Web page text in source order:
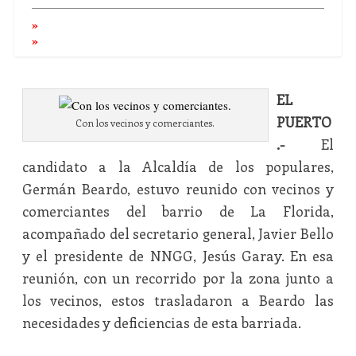
Con los vecinos y comerciantes.
EL
PUERTO
.-El
candidato a la Alcaldía de los populares,
Germán Beardo, estuvo reunido con vecinos y
comerciantes del barrio de La Florida,
acompañado del secretario general, Javier Bello
y el presidente de NNGG, Jesús Garay. En esa
reunión, con un recorrido por la zona junto a
los vecinos, estos trasladaron a Beardo las
necesidades y deficiencias de esta barriada.